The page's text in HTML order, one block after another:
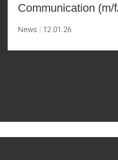
Communication
News 12.01.26